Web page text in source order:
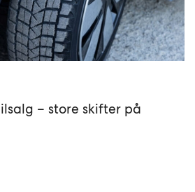
– store skifter på